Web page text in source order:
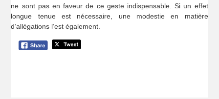
ne sont pas en faveur de ce geste indispensable. Si un effet
longue tenue est nécessaire, une modestie en matière
d’allégations l’est également.